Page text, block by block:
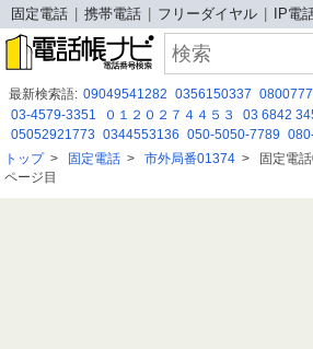
固定電話 携帯電話 フリーダイヤル IP電
最新検索語: 09049541282 0356150337
03-4579-3351
０１２０２７４４５３ 03 6842
05052921773 0344553136 050-5050-7789
05052931218
09043358665 0120588041
090-8672-8420
トップ> 固定電話 > 市外局番01374 > 固定電
ページ目